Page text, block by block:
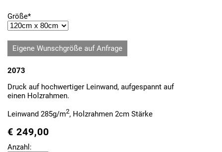
Pflichtfeld
Größe*
Eigene Wunschgröße auf Anfrage
2073
Druck auf hochwertiger Leinwand, aufgespannt auf
einen Holzrahmen.
Leinwand 285g/m2, Holzrahmen 2cm Stärke
€ 249,00
Anzahl: